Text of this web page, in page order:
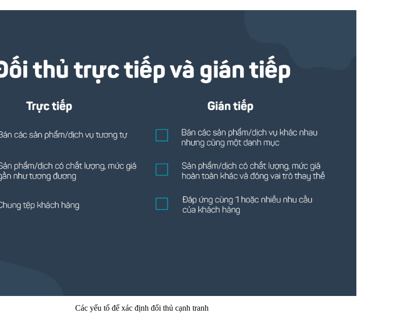
Các yếu tố để xác định đối thủ cạnh tranh